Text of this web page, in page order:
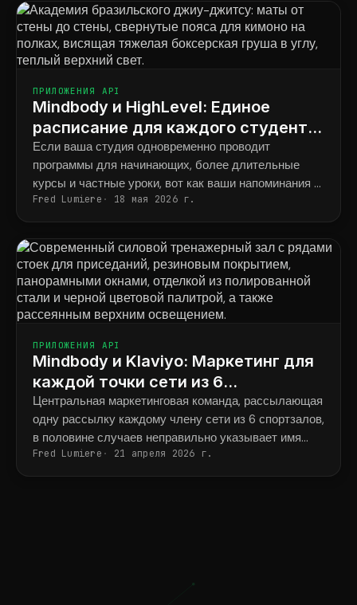
ПРИЛОЖЕНИЯ API
Mindbody и HighLevel: Единое
расписание для каждого студента
во всех программах.
Если ваша студия одновременно проводит
программы для начинающих, более длительные
курсы и частные уроки, вот как ваши напоминания в
итоге будут соответствовать тому, что фактически
забронировал каждый ученик.
Fred Lumiere 18 мая 2026 г.
ПРИЛОЖЕНИЯ API
Mindbody и Klaviyo: Маркетинг для
каждой точки сети из 6
тренажерных залов для силовых
тренировок.
Центральная маркетинговая команда, рассылающая
одну рассылку каждому члену сети из 6 спортзалов,
в половине случаев неправильно указывает имя
тренера и адрес спортзала.
Fred Lumiere 21 апреля 2026 г.